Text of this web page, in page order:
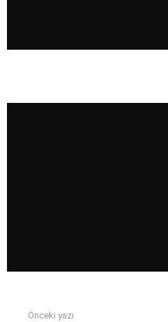
Önceki yazı